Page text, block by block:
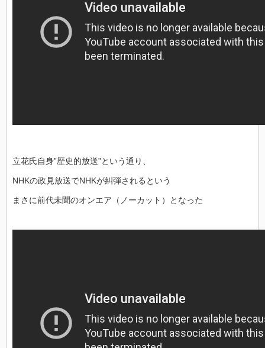
立花氏自身”歴史的放送”という通り、
NHKの政見放送でNHKが糾弾されるという
まさに前代未聞のオンエア（ノーカット）となった